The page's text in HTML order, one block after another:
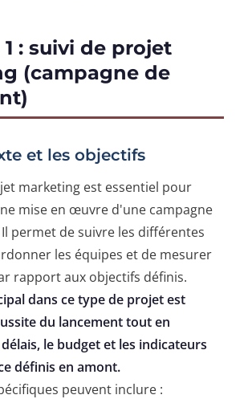
: suivi de projet
(campagne de
et les objectifs
marketing est essentiel pour
mise en œuvre d'une campagne
permet de suivre les différentes
les équipes et de mesurer
rapport aux objectifs définis.
dans ce type de projet est
du lancement tout en
le budget et les indicateurs
définis en amont.
peuvent inclure :